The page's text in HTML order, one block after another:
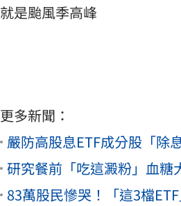
就是颱風季高峰
更多新聞：
嚴防高股息ETF成分股「除
研究餐前「吃這澱粉」血糖
83萬股民慘哭！「這3檔